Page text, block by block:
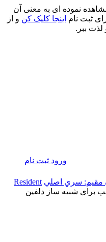
نموده ای به معنی آن
ثبت نام اینجا کلیک کن و از
لذت ببر.
ورود ثبت نام
مقيم: سري اصلي Resident
برای شبیه ساز دلفین